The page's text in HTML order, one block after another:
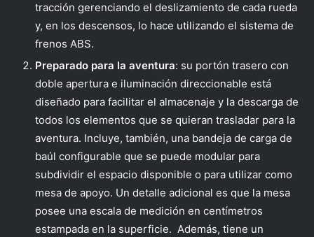
tracción gerenciando el deslizamiento de cada rueda
y, en los descensos, lo hace utilizando el sistema de
frenos ABS.
Preparado para la aventura: su portón trasero con
doble apertura e iluminación direccionable está
diseñado para facilitar el almacenaje y la descarga de
todos los elementos que se quieran trasladar para la
aventura. Incluye, también, una bandeja de carga de
baúl configurable que se puede modular para
subdividir el espacio disponible o para utilizar como
mesa de apoyo. Un detalle adicional es que la mesa
posee una escala de medición en centímetros
estampada en la superficie. Además, tiene un